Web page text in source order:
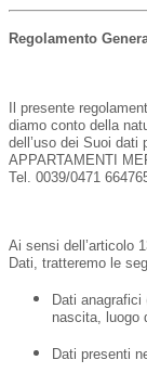
Regolamento
Il presente
diamo conto della
dell’uso dei Suoi dati
APPARTAMENTI
Tel. 0039/0471
Ai sensi dell’articolo
Dati, tratteremo le
Dati
nascita, luogo
Dati presenti